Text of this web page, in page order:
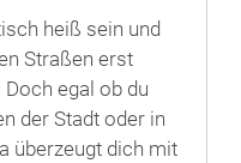
heiß sein und
Straßen erst
egal ob du
der Stadt oder in
überzeugt dich mit